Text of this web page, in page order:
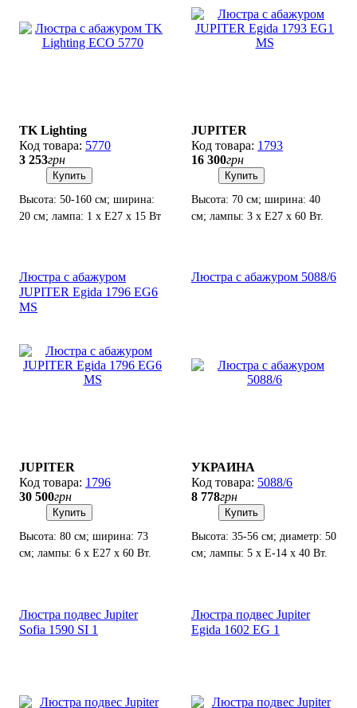
TK Lighting
5770
3 253грн
Купить
Высота: 50-160 см; ширина:
20 см; лампа: 1 х Е27 х 15 Вт
JUPITER
1793
16 300грн
Купить
Высота: 70 см; ширина: 40
см; лампы: 3 х Е27 х 60 Вт.
Люстра с абажуром
JUPITER Egida 1796 EG6
MS
JUPITER
1796
30 500грн
Купить
Высота: 80 см; ширина: 73
см; лампы: 6 х Е27 х 60 Вт.
Люстра с абажуром 5088/6
УКРАИНА
5088/6
8 778грн
Купить
Высота: 35-56 см; диаметр: 50
см; лампы: 5 х Е-14 х 40 Вт.
Люстра подвес Jupiter
Sofia 1590 SI 1
Люстра подвес Jupiter
Egida 1602 EG 1